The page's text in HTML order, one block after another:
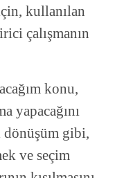
kullanılan
çalışmanın
konu,
yapacağını
dönüşüm gibi,
ve seçim